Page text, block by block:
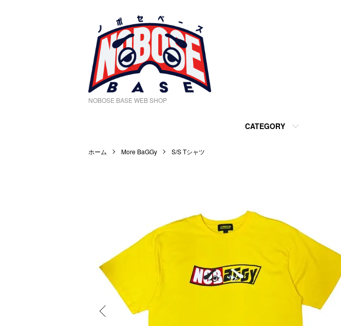
NOBOSE BASE WEB SHOP
CATEGORY
ホーム More BaGGy S/S Tシャツ